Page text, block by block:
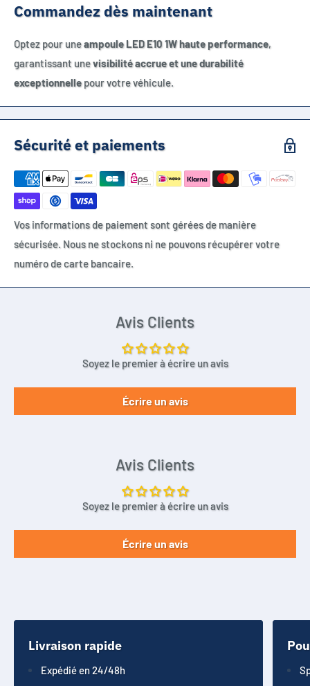
Commandez dès maintenant
Optez pour uneampoule LED E10 1W haute performance,
garantissant unevisibilité accrue et une durabilité
exceptionnellepour votre véhicule.
Sécurité et paiements
Vos informations de paiement sont gérées de manière
sécurisée. Nous ne stockons ni ne pouvons récupérer votre
numéro de carte bancaire.
Avis Clients
Soyez le premier à écrire un avis
Écrire un avis
Avis Clients
Soyez le premier à écrire un avis
Écrire un avis
Livraison rapide
Expédié en 24/48h